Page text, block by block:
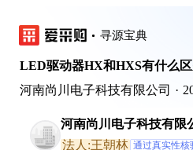
寻源宝典
LED驱动器HX和HXS有什么区
河南尚川电子科技有限公司 ·
河南尚川电子科技有限
法人:王朝林 通过真实性核